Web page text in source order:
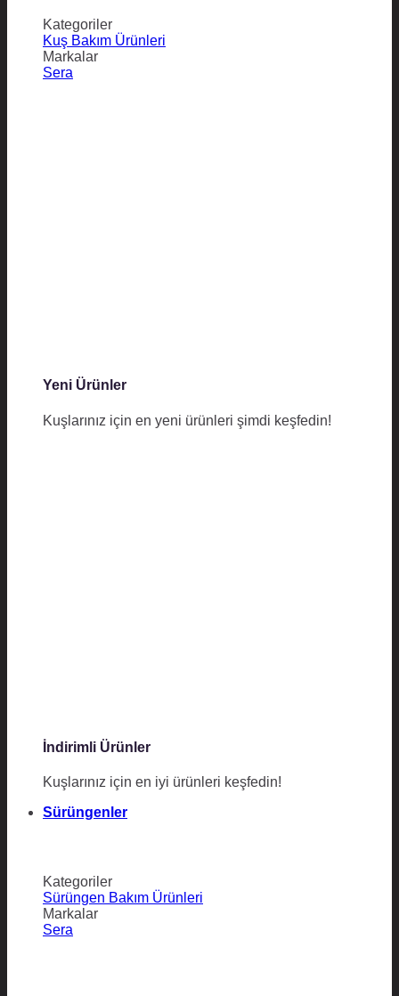
Kategoriler
Kuş Bakım Ürünleri
Markalar
Sera
Yeni Ürünler
Kuşlarınız için en yeni ürünleri şimdi keşfedin!
İndirimli Ürünler
Kuşlarınız için en iyi ürünleri keşfedin!
Sürüngenler
Kategoriler
Sürüngen Bakım Ürünleri
Markalar
Sera